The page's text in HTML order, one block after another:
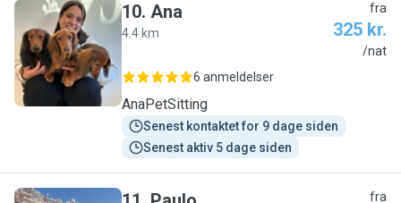
A
10. Ana
4.4 km
fra
325 kr.
/nat
6 anmeldelser
AnaPetSitting
Senest kontaktet for 9 dage siden
Senest aktiv 5 dage siden
fra